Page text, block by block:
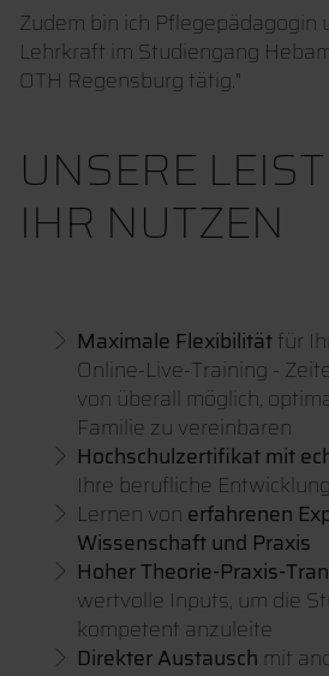
Zudem bin ich Pflegepädagogin
Lehrkraft im Studiengang
OTH Regensburg tätig."
UNSERE
IHR NUTZEN
Maximale Flexibilitätfür
Online-Live-Training -
von überall möglich,
Familie zu vereinbaren
Hochschulzertifikat mit
Ihre berufliche Entwicklung
Lernen von erfahrenen
Wissenschaft und Praxis
Hoher Theorie-Praxis-
wertvolle Inputs, um die
kompetent anzuleite
Direkter Austausch mit